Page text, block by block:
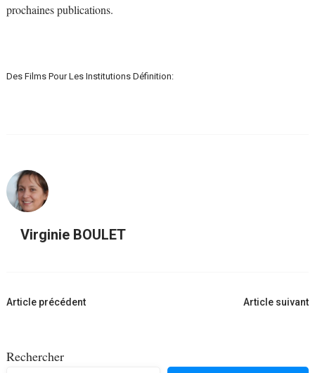
prochaines publications.
Des Films Pour Les Institutions Définition:
Virginie BOULET
Navigation
Article précédent Article suivant
Rechercher